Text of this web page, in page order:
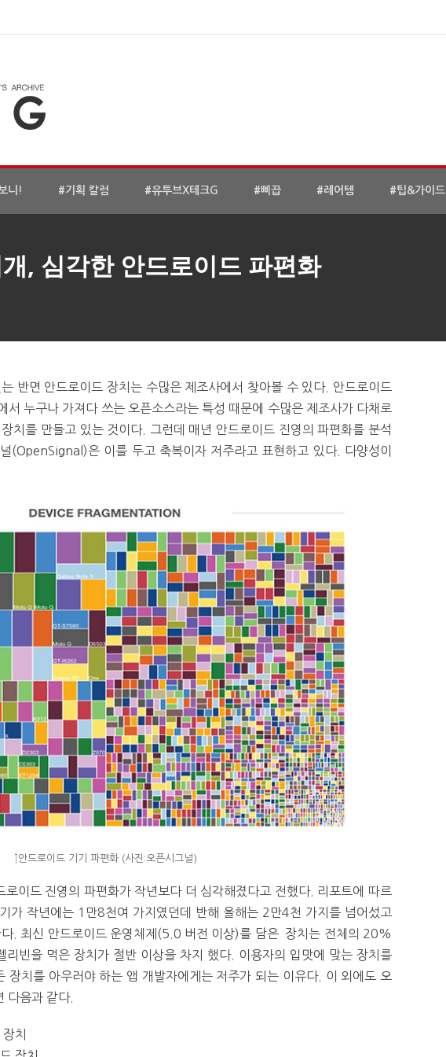
니! #기획 칼럼 #유투브X테크G #삐끕 #레어템 #팁&가이드
, 심각한 안드로이드 파편화
반면 안드로이드 장치는 수많은 제조사에서 찾아볼 수 있다. 안드로이드
서 누구나 가져다 쓰는 오픈소스라는 특성 때문에 수많은 제조사가 다채로
치를 만들고 있는 것이다. 그런데 매년 안드로이드 진영의 파편화를 분석
(OpenSignal)은 이를 두고 축복이자 저주라고 표현하고 있다. 다양성이
↑안드로이드 기기 파편화 (사진:오픈시그널)
로이드 진영의 파편화가 작년보다 더 심각해졌다고 전했다. 리포트에 따르
가 작년에는 1만8천여 가지였던데 반해 올해는 2만4천 가지를 넘어섰고
. 최신 안드로이드 운영체제(5.0 버전 이상)를 담은 장치는 전체의 20%
리빈을 먹은 장치가 절반 이상을 차지 했다. 이용자의 입맛에 맞는 장치를
장치를 아우러야 하는 앱 개발자에게는 저주가 되는 이유다. 이 외에도 오
다음과 같다.
치